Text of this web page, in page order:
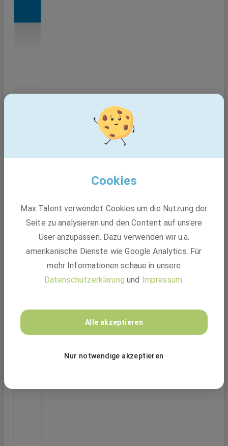
Praxissemester im Bereich Elektronik
Cookies
Max Talent verwendet Cookies um die Nutzung der
Seite zu analysieren und den Content auf unsere
User anzupassen. Dazu verwenden wir u.a.
amerikanische Dienste wie Google Analytics. Für
mehr Informationen schaue in unsere
Datenschutzerklärung und Impressum.
Alle akzeptieren
Nur notwendige akzeptieren